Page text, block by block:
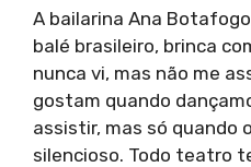
A bailarina Ana
balé brasileiro, brinca
nunca vi, mas não me
gostam quando
assistir, mas só
silencioso. Todo teatro